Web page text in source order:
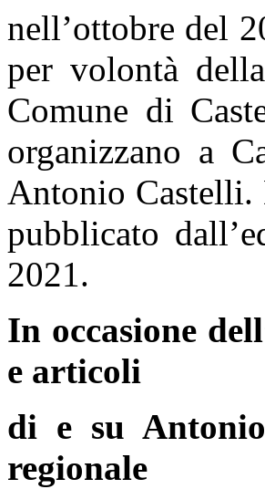
nell’ottobre del
per volontà
Comune di
organizzano a
Antonio Castelli.
pubblicato
2021.
In occasione
e articoli
di e su
regionale